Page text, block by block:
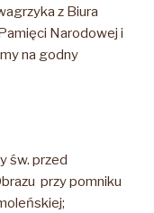
z Biura
Narodowej i
na godny
św. przed
przy pomniku